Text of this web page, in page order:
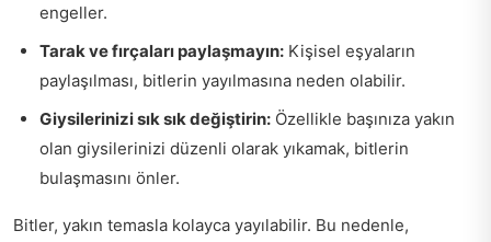
engeller.
Tarak ve fırçaları paylaşmayın: Kişisel eşyaların
paylaşılması, bitlerin yayılmasına neden olabilir.
Giysilerinizi sık sık değiştirin: Özellikle başınıza yakın
olan giysilerinizi düzenli olarak yıkamak, bitlerin
bulaşmasını önler.
Bitler, yakın temasla kolayca yayılabilir. Bu nedenle,